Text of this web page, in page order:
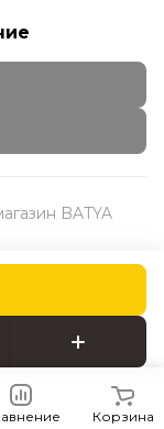
Корзина
BATYA